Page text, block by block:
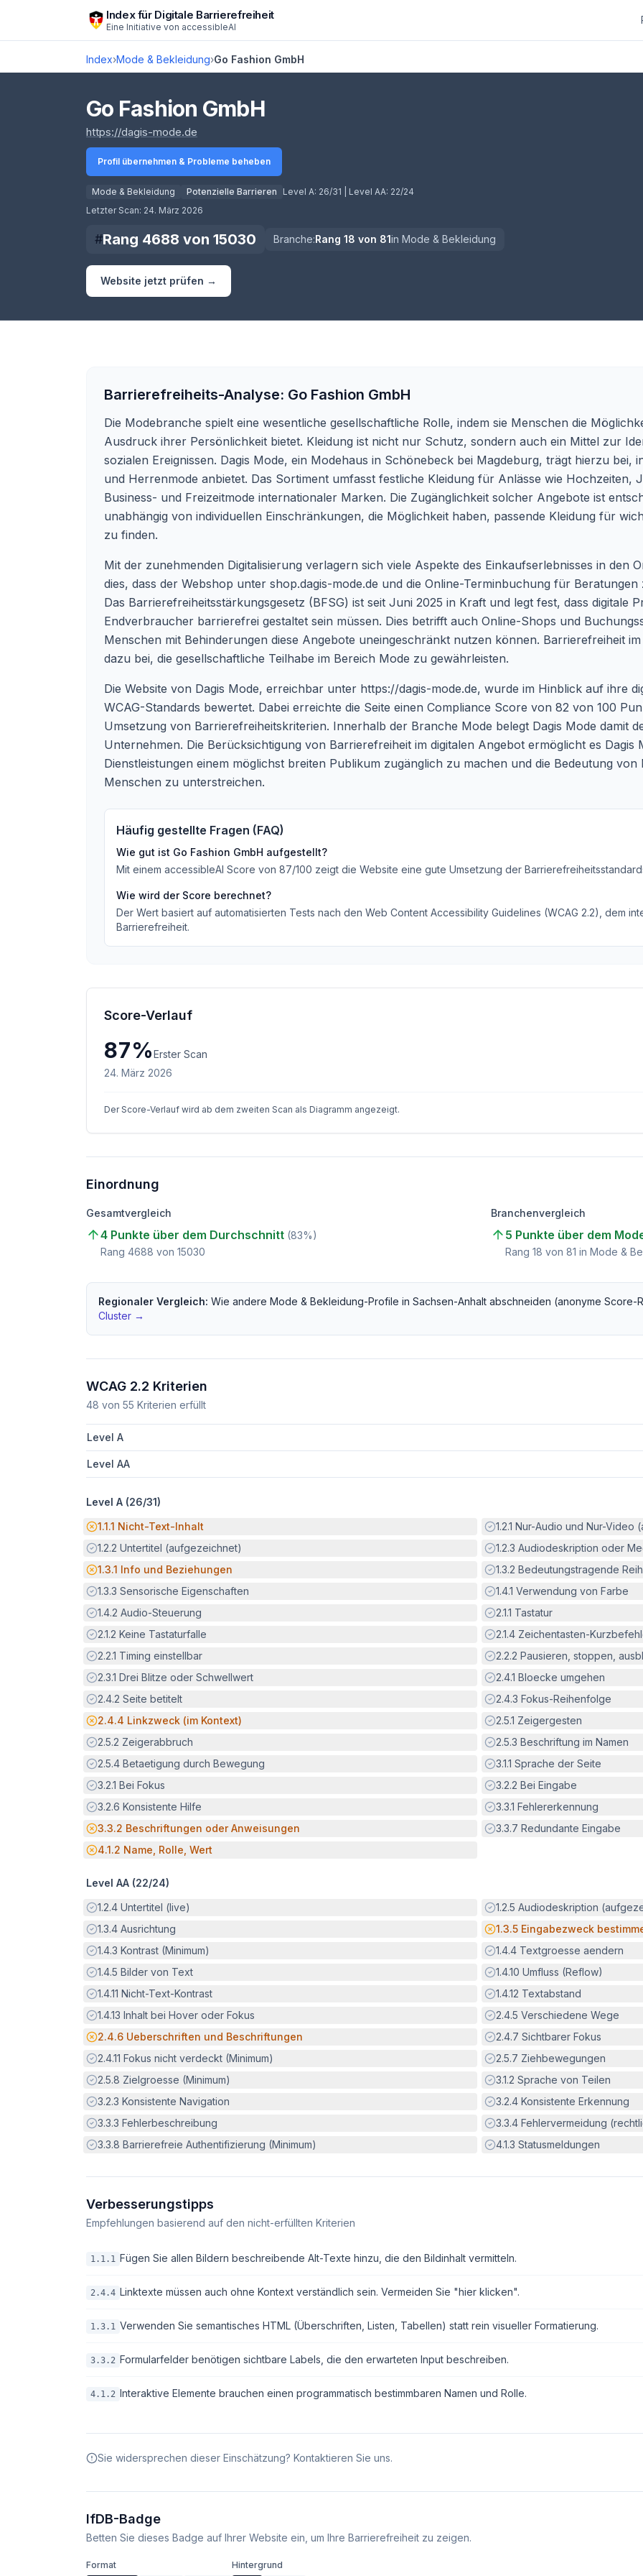
Zum Hauptinhalt springenIndex für Digitale Barrierefreiheit
Eine Initiative von accessibleAI
Index›Mode & Bekleidung›Go Fashion GmbH
Score lädt
Go Fashion GmbH
https://dagis-mode.de
Profil übernehmen & Probleme beheben
Mode & Bekleidung Potenzielle Barrieren Level A: 26/31 | Level AA: 22/24
Letzter Scan: 24. März 2026
#Rang 4688 von 15030 Branche:Rang 18 von 81in Mode & Bekleidung
Website jetzt prüfen →
Barrierefreiheits-Analyse: Go Fashion GmbH
Die Modebranche spielt eine wesentliche gesellschaftliche Rolle, indem sie Menschen die
Ausdruck ihrer Persönlichkeit bietet. Kleidung ist nicht nur Schutz, sondern auch ein Mittel zur
sozialen Ereignissen. Dagis Mode, ein Modehaus in Schönebeck bei Magdeburg, trägt hierzu bei,
und Herrenmode anbietet. Das Sortiment umfasst festliche Kleidung für Anlässe wie Hochzeiten,
Business- und Freizeitmode internationaler Marken. Die Zugänglichkeit solcher Angebote ist
unabhängig von individuellen Einschränkungen, die Möglichkeit haben, passende Kleidung für
zu finden.
Mit der zunehmenden Digitalisierung verlagern sich viele Aspekte des Einkaufserlebnisses in den
dies, dass der Webshop unter shop.dagis-mode.de und die Online-Terminbuchung für
Das Barrierefreiheitsstärkungsgesetz (BFSG) ist seit Juni 2025 in Kraft und legt fest, dass digitale
Endverbraucher barrierefrei gestaltet sein müssen. Dies betrifft auch Online-Shops und
Menschen mit Behinderungen diese Angebote uneingeschränkt nutzen können. Barrierefreiheit
dazu bei, die gesellschaftliche Teilhabe im Bereich Mode zu gewährleisten.
Die Website von Dagis Mode, erreichbar unter https://dagis-mode.de, wurde im Hinblick auf ihre
WCAG-Standards bewertet. Dabei erreichte die Seite einen Compliance Score von 82 von 100
Umsetzung von Barrierefreiheitskriterien. Innerhalb der Branche Mode belegt Dagis Mode damit
Unternehmen. Die Berücksichtigung von Barrierefreiheit im digitalen Angebot ermöglicht es Dagis
Dienstleistungen einem möglichst breiten Publikum zugänglich zu machen und die Bedeutung
Menschen zu unterstreichen.
Häufig gestellte Fragen (FAQ)
Wie gut ist Go Fashion GmbH aufgestellt?
Mit einem accessibleAI Score von 87/100 zeigt die Website eine gute Umsetzung der
Wie wird der Score berechnet?
Der Wert basiert auf automatisierten Tests nach den Web Content Accessibility Guidelines (WCAG 2.2), dem
Barrierefreiheit.
Score-Verlauf
87%Erster Scan
24. März 2026
Der Score-Verlauf wird ab dem zweiten Scan als Diagramm angezeigt.
Einordnung
Gesamtvergleich
4 Punkte über dem Durchschnitt (83%)
Rang 4688 von 15030
Branchenvergleich
5 Punkte über dem
Rang 18 von 81 in Mode &
Regionaler Vergleich: Wie andere Mode & Bekleidung-Profile in Sachsen-Anhalt abschneiden (anonyme Score-
Cluster →
WCAG 2.2 Kriterien
48 von 55 Kriterien erfüllt
Level A
Level AA
Level A (26/31)
Potenzielle Barriere:
1.1.1 Nicht-Text-Inhalt Erfüllt:
1.2.1 Nur-Audio und Nur-Video
Erfüllt:
1.2.2 Untertitel (aufgezeichnet) Erfüllt:
1.2.3 Audiodeskription oder
Potenzielle Barriere:
1.3.1 Info und Beziehungen Erfüllt:
1.3.2 Bedeutungstragende
Erfüllt:
1.3.3 Sensorische Eigenschaften Erfüllt:
1.4.1 Verwendung von Farbe
Erfüllt:
1.4.2 Audio-Steuerung Erfüllt:
2.1.1 Tastatur
Erfüllt:
2.1.2 Keine Tastaturfalle Erfüllt:
2.1.4 Zeichentasten-
Erfüllt:
2.2.1 Timing einstellbar Erfüllt:
2.2.2 Pausieren, stoppen,
Erfüllt:
2.3.1 Drei Blitze oder Schwellwert Erfüllt:
2.4.1 Bloecke umgehen
Erfüllt:
2.4.2 Seite betitelt Erfüllt:
2.4.3 Fokus-Reihenfolge
Potenzielle Barriere:
2.4.4 Linkzweck (im Kontext) Erfüllt:
2.5.1 Zeigergesten
Erfüllt:
2.5.2 Zeigerabbruch Erfüllt:
2.5.3 Beschriftung im Namen
Erfüllt:
2.5.4 Betaetigung durch Bewegung Erfüllt:
3.1.1 Sprache der Seite
Erfüllt:
3.2.1 Bei Fokus Erfüllt:
3.2.2 Bei Eingabe
Erfüllt:
3.2.6 Konsistente Hilfe Erfüllt:
3.3.1 Fehlererkennung
Potenzielle Barriere:
3.3.2 Beschriftungen oder Anweisungen Erfüllt:
3.3.7 Redundante Eingabe
Potenzielle Barriere:
4.1.2 Name, Rolle, Wert
Level AA (22/24)
Erfüllt:
1.2.4 Untertitel (live) Erfüllt:
1.2.5 Audiodeskription
Erfüllt:
1.3.4 Ausrichtung Potenzielle Barriere:
1.3.5 Eingabezweck
Erfüllt:
1.4.3 Kontrast (Minimum) Erfüllt:
1.4.4 Textgroesse aendern
Erfüllt:
1.4.5 Bilder von Text Erfüllt:
1.4.10 Umfluss (Reflow)
Erfüllt:
1.4.11 Nicht-Text-Kontrast Erfüllt:
1.4.12 Textabstand
Erfüllt:
1.4.13 Inhalt bei Hover oder Fokus Erfüllt:
2.4.5 Verschiedene Wege
Potenzielle Barriere:
2.4.6 Ueberschriften und Beschriftungen Erfüllt:
2.4.7 Sichtbarer Fokus
Erfüllt:
2.4.11 Fokus nicht verdeckt (Minimum) Erfüllt:
2.5.7 Ziehbewegungen
Erfüllt:
2.5.8 Zielgroesse (Minimum) Erfüllt:
3.1.2 Sprache von Teilen
Erfüllt:
3.2.3 Konsistente Navigation Erfüllt:
3.2.4 Konsistente Erkennung
Erfüllt:
3.3.3 Fehlerbeschreibung Erfüllt:
3.3.4 Fehlervermeidung
Erfüllt:
3.3.8 Barrierefreie Authentifizierung (Minimum) Erfüllt:
4.1.3 Statusmeldungen
Verbesserungstipps
Empfehlungen basierend auf den nicht-erfüllten Kriterien
1.1.1 Fügen Sie allen Bildern beschreibende Alt-Texte hinzu, die den Bildinhalt vermitteln.
2.4.4 Linktexte müssen auch ohne Kontext verständlich sein. Vermeiden Sie "hier klicken".
1.3.1 Verwenden Sie semantisches HTML (Überschriften, Listen, Tabellen) statt rein visueller Formatierung.
3.3.2 Formularfelder benötigen sichtbare Labels, die den erwarteten Input beschreiben.
4.1.2 Interaktive Elemente brauchen einen programmatisch bestimmbaren Namen und Rolle.
Sie widersprechen dieser Einschätzung? Kontaktieren Sie uns.
IfDB-Badge
Betten Sie dieses Badge auf Ihrer Website ein, um Ihre Barrierefreiheit zu zeigen.
Format Hintergrund